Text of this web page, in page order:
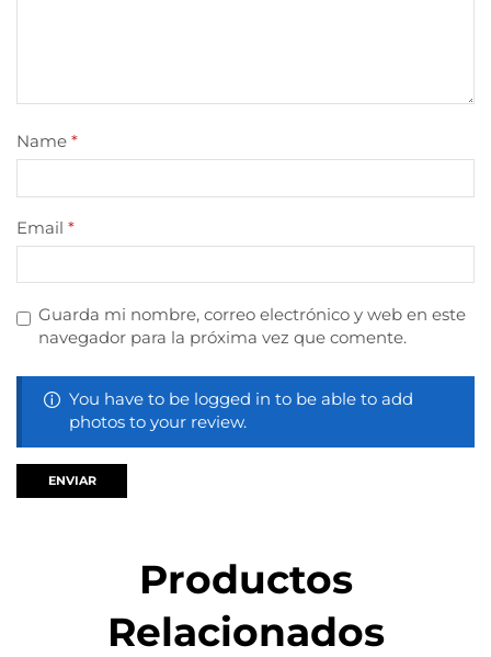
Name *
Email *
Guarda mi nombre, correo electrónico y web en este
navegador para la próxima vez que comente.
You have to be logged in to be able to add
photos to your review.
Productos
Relacionados